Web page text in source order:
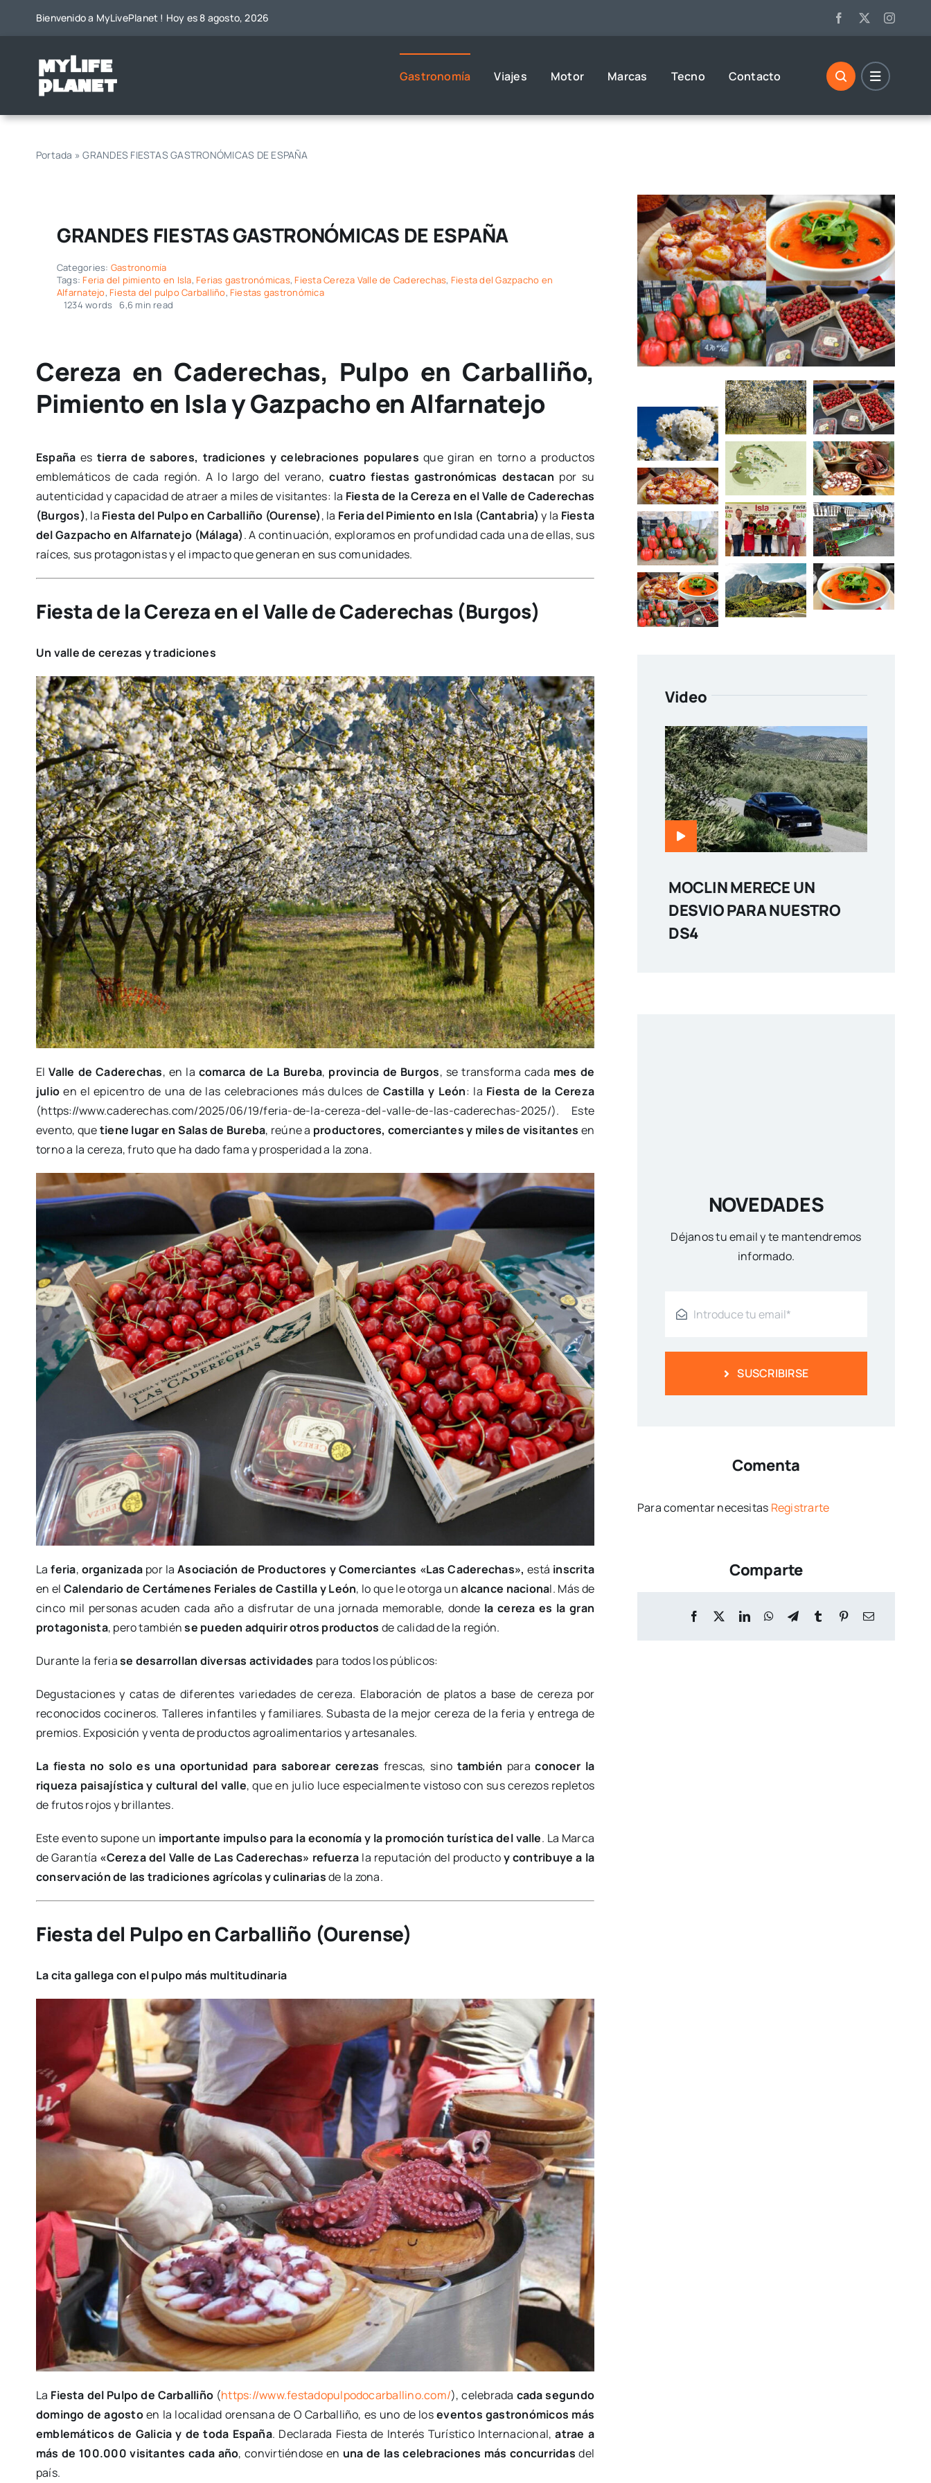
Bienvenido a MyLivePlanet ! Hoy es 8 agosto, 2026
Gastronomía Viajes Motor Marcas Tecno Contacto
Portada »GRANDES FIESTAS GASTRONÓMICAS DE ESPAÑA
GRANDES FIESTAS GASTRONÓMICAS DE ESPAÑA
Categories: Gastronomía
Tags: Feria del pimiento en Isla, Ferias gastronómicas, Fiesta Cereza Valle de Caderechas, Fiesta del Gazpacho en
Alfarnatejo, Fiesta del pulpo Carballiño, Fiestas gastronómica
1234 words
6,6 min read
Cereza en Caderechas, Pulpo en Carballiño,
Pimiento en Isla y Gazpacho en Alfarnatejo
España es tierra de sabores, tradiciones y celebraciones populares que giran en torno a productos
emblemáticos de cada región. A lo largo del verano,cuatro fiestas gastronómicas destacan por su
autenticidad y capacidad de atraer a miles de visitantes: la Fiesta de la Cereza en el Valle de Caderechas
(Burgos), la Fiesta del Pulpo en Carballiño (Ourense), la Feria del Pimiento en Isla (Cantabria) y la Fiesta
del Gazpacho en Alfarnatejo (Málaga). A continuación, exploramos en profundidad cada una de ellas, sus
raíces, sus protagonistas y el impacto que generan en sus comunidades.
Fiesta de la Cereza en el Valle de Caderechas (Burgos)
Un valle de cerezas y tradiciones
ElValle de Caderechas, en la comarca de La Bureba, provincia de Burgos, se transforma cada mes de
julio en el epicentro de una de las celebraciones más dulces de Castilla y León: la Fiesta de la Cereza
(https://www.caderechas.com/2025/06/19/feria-de-la-cereza-del-valle-de-las-caderechas-2025/). Este
evento, quetiene lugar en Salas de Bureba, reúne a productores, comerciantes y miles de visitantes en
torno a la cereza, fruto que ha dado fama y prosperidad a la zona.
Laferia, organizada por laAsociación de Productores y Comerciantes «Las Caderechas»,está inscrita
en el Calendario de Certámenes Feriales de Castilla y León, lo que le otorga unalcance nacional. Más de
cinco mil personas acuden cada año a disfrutar de una jornada memorable, donde la cereza es la gran
protagonista, pero tambiénse pueden adquirir otros productos de calidad de la región.
Durante la feriase desarrollan diversas actividades para todos los públicos:
Degustaciones y catas de diferentes variedades de cereza. Elaboración de platos a base de cereza por
reconocidos cocineros. Talleres infantiles y familiares. Subasta de la mejor cereza de la feria y entrega de
premios. Exposición y venta de productos agroalimentarios y artesanales.
La fiesta no solo es una oportunidad para saborear cerezas frescas, sino también paraconocer la
riqueza paisajística y cultural del valle, que en julio luce especialmente vistoso con sus cerezos repletos
de frutos rojos y brillantes.
Este evento supone un importante impulso para la economía y la promoción turística del valle. La Marca
de Garantía «Cereza del Valle de Las Caderechas» refuerza la reputación del productoy contribuye a la
conservación de las tradiciones agrícolas y culinariasde la zona.
Fiesta del Pulpo en Carballiño (Ourense)
La cita gallega con el pulpo más multitudinaria
La Fiesta del Pulpo de Carballiño (https://www.festadopulpodocarballino.com/), celebrada cada segundo
domingo de agostoen la localidad orensana de O Carballiño, es uno de loseventos gastronómicos más
emblemáticos de Galicia y de toda España. Declarada Fiesta de Interés Turístico Internacional,atrae a
más de 100.000 visitantes cada año, convirtiéndose en una de las celebraciones más concurridas del
país.
Video
MOCLIN MERECE UN
DESVIO PARA NUESTRO
DS4
NOVEDADES
Déjanos tu email y te mantendremos
informado.
SUSCRIBIRSE
Comenta
Para comentar necesitas Registrarte
Comparte